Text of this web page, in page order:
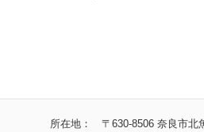
所在地： 〒630-8506 奈良市北